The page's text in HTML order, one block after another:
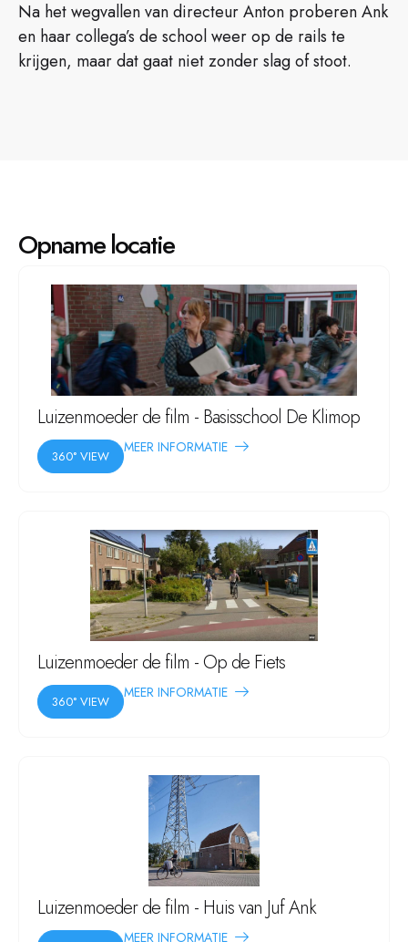
Na het wegvallen van directeur Anton proberen Ank
en haar collega’s de school weer op de rails te
krijgen, maar dat gaat niet zonder slag of stoot.
Opname locatie
Luizenmoeder de film - Basisschool De Klimop
360° VIEW
MEER INFORMATIE
Luizenmoeder de film - Op de Fiets
360° VIEW
MEER INFORMATIE
Luizenmoeder de film - Huis van Juf Ank
MEER INFORMATIE